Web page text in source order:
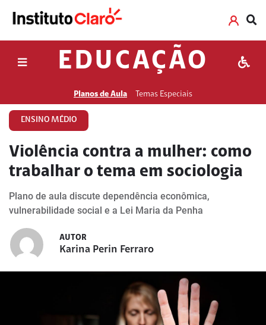
EDUCAÇÃO
Planos de Aula Temas Especiais
ENSINO MÉDIO
Violência contra a mulher: como
trabalhar o tema em sociologia
Plano de aula discute dependência econômica,
vulnerabilidade social e a Lei Maria da Penha
AUTOR
Karina Perin Ferraro